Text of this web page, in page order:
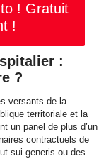
! Gratuit
!
:
?
versants de la
territoriale et la
un panel de plus d’un
contractuels de
sui generis ou des